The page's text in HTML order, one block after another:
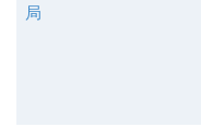
局